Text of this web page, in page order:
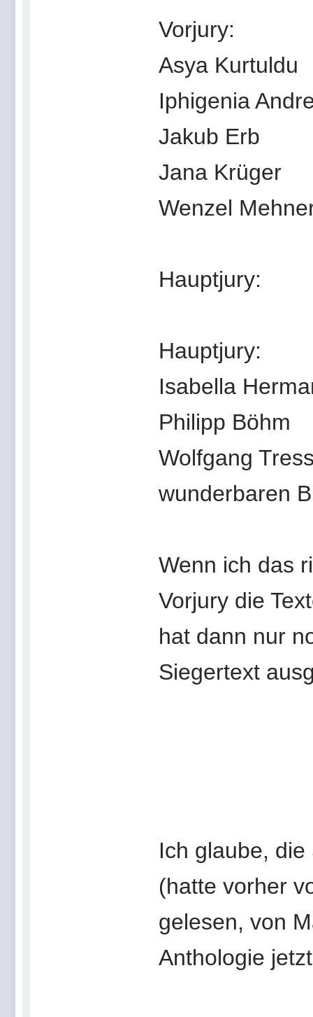
Vorjury:
Asya Kurtuldu
Iphigenia
Jakub Erb
Jana Krüger
Wenzel
Hauptjury:
Hauptjury:
Isabella
Philipp Böhm
Wolfgang
wunderbaren
Wenn ich das
Vorjury die
hat dann nur
Siegertext
Ich glaube,
(hatte vorher
gelesen, von
Anthologie